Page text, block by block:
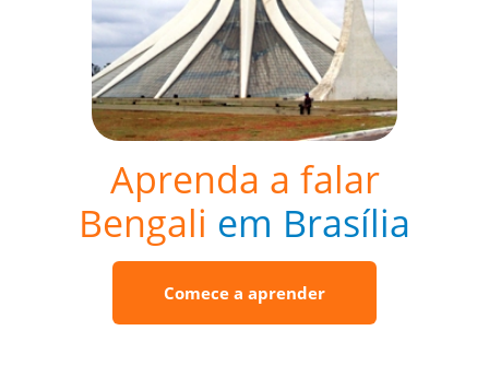
Aprenda a falar
Bengali em Brasília
Comece a aprender